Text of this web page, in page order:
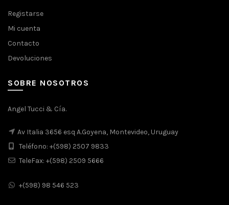
Registarse
Mi cuenta
Contacto
Devoluciones
SOBRE NOSOTROS
Angel Tucci & Cía.
Av Italia 3656 esq A.Goyena, Montevideo, Uruguay
Teléfono: +(598) 2507 9833
TeleFax: +(598) 2509 5666
+(598) 98 546 523